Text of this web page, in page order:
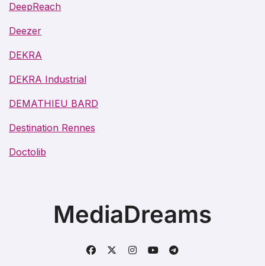
DeepReach
Deezer
DEKRA
DEKRA Industrial
DEMATHIEU BARD
Destination Rennes
Doctolib
MediaDreams